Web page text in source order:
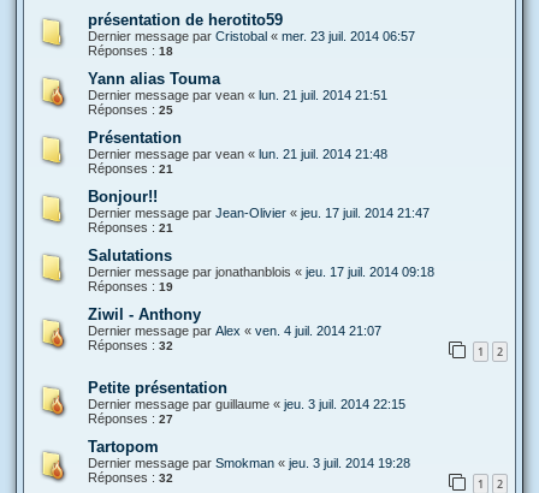
présentation de herotito59
Dernier message par Cristobal « mer. 23 juil. 2014 06:57
Réponses : 18
Yann alias Touma
Dernier message par vean « lun. 21 juil. 2014 21:51
Réponses : 25
Présentation
Dernier message par vean « lun. 21 juil. 2014 21:48
Réponses : 21
Bonjour!!
Dernier message par Jean-Olivier « jeu. 17 juil. 2014 21:47
Réponses : 21
Salutations
Dernier message par jonathanblois « jeu. 17 juil. 2014 09:18
Réponses : 19
Ziwil - Anthony
Dernier message par Alex « ven. 4 juil. 2014 21:07
Réponses : 32 1 2
Petite présentation
Dernier message par guillaume « jeu. 3 juil. 2014 22:15
Réponses : 27
Tartopom
Dernier message par Smokman « jeu. 3 juil. 2014 19:28
Réponses : 32 1 2